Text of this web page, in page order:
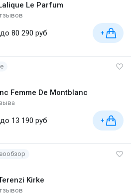
Le Parfum
80 290 руб +
Femme De Montblanc
13 190 руб +
Kirke